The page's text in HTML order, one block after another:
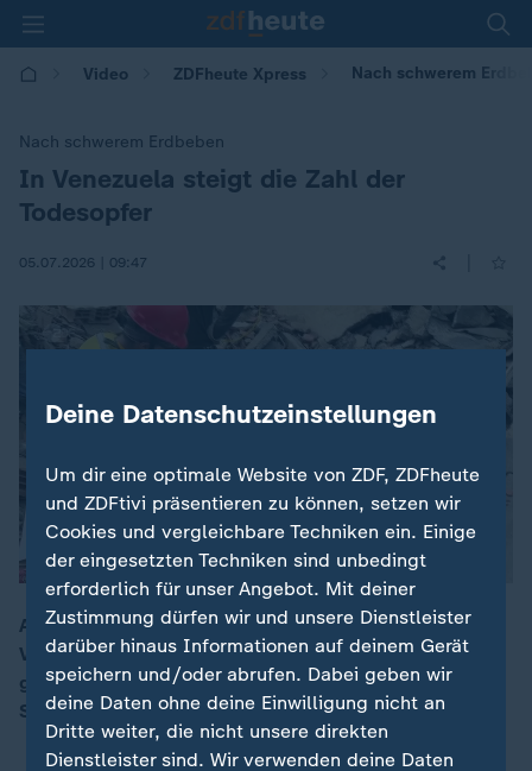
Video ZDFheute Xpress Nach schwerem
Nach schwerem Erdbeben
:
In Venezuela steigt die Zahl der
Todesopfer
05.07.2026 | 09:47
00:15
Anderthalb Wochen nach dem schweren Erdbeben in
Venezuela ist die Zahl der Todesopfer auf 2.954
gestiegen. 16.592 Menschen wurden verletzt. Die
Suche nach Überlebenden dauert weiter an.
Deine Datenschutzeinstellungen
Um dir eine optimale Website von ZDF, ZDFheute
und ZDFtivi präsentieren zu können, setzen wir
Cookies und vergleichbare Techniken ein. Einige
der eingesetzten Techniken sind unbedingt
erforderlich für unser Angebot. Mit deiner
Zustimmung dürfen wir und unsere Dienstleister
darüber hinaus Informationen auf deinem Gerät
speichern und/oder abrufen. Dabei geben wir
deine Daten ohne deine Einwilligung nicht an
Dritte weiter, die nicht unsere direkten
Dienstleister sind. Wir verwenden deine Daten